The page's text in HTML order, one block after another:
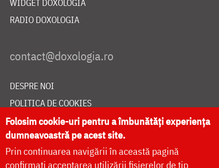
WIDGET DOXOLOGIA
RADIO DOXOLOGIA
DESPRE NOI
POLITICA DE COOKIES
DONEAZĂ ONLINE PENTRU CATEDRALA NAȚIONALĂ
LIVE
Folosim cookie-uri pentru a îmbunătăți experiența
dumneavoastră pe acest site.
Prin continuarea navigării în această pagină
confirmați acceptarea utilizării fișierelor de tip